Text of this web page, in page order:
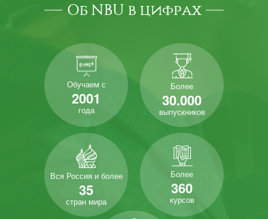
Об NBU в цифрах
Обучаем с
2001
года
Более
30.000
выпускников
Вся Россия и более
35
стран мира
Более
360
курсов